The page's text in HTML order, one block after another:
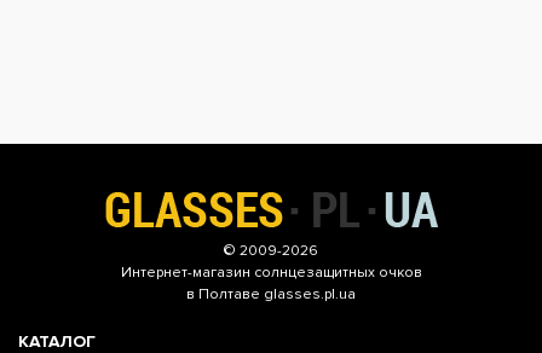
© 2009-2026
Интернет-магазин солнцезащитных очков
в Полтаве glasses.pl.ua
КАТАЛОГ